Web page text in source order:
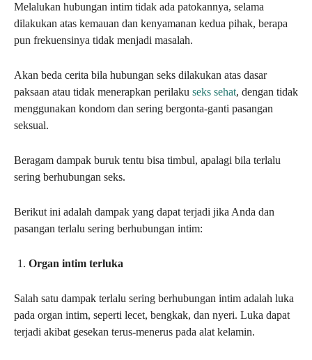
Melalukan hubungan intim tidak ada patokannya, selama
dilakukan atas kemauan dan kenyamanan kedua pihak, berapa
pun frekuensinya tidak menjadi masalah.
Akan beda cerita bila hubungan seks dilakukan atas dasar
paksaan atau tidak menerapkan perilaku seks sehat, dengan tidak
menggunakan kondom dan sering bergonta-ganti pasangan
seksual.
Beragam dampak buruk tentu bisa timbul, apalagi bila terlalu
sering berhubungan seks.
Berikut ini adalah dampak yang dapat terjadi jika Anda dan
pasangan terlalu sering berhubungan intim:
Organ intim terluka
Salah satu dampak terlalu sering berhubungan intim adalah luka
pada organ intim, seperti lecet, bengkak, dan nyeri. Luka dapat
terjadi akibat gesekan terus-menerus pada alat kelamin.